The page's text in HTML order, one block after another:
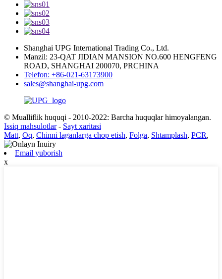
Shanghai UPG International Trading Co., Ltd.
Manzil: 23-QAT JIDIAN MANSION NO.600 HENGFENG
ROAD, SHANGHAI 200070, PRCHINA
Telefon: +86-021-63173900
sales@shanghai-upg.com
© Mualliflik huquqi - 2010-2022: Barcha huquqlar himoyalangan.
Issiq mahsulotlar- Sayt xaritasi
Matt, Oq, Chinni laganlarga chop etish, Folga, Shtamplash, PCR,
Email yuborish
x